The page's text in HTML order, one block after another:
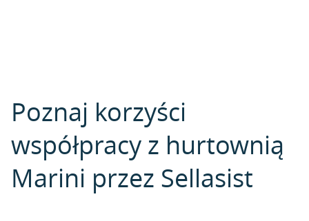
Poznaj korzyści
współpracy z hurtownią
Marini przez Sellasist